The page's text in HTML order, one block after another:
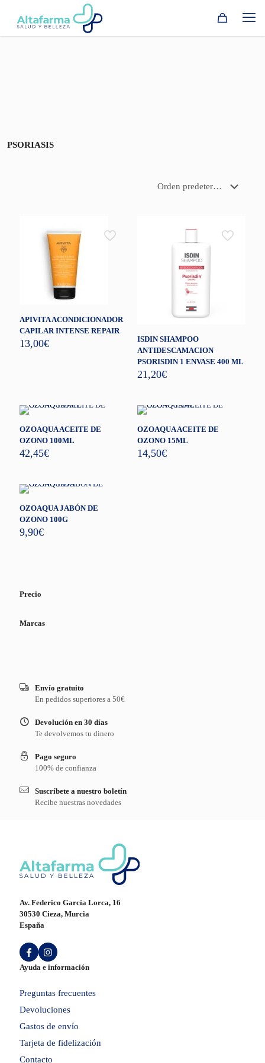
PSORIASIS
APIVITA ACONDICIONADOR
CAPILAR INTENSE REPAIR
13,00€
ISDIN SHAMPOO
ANTIDESCAMACION
PSORISDIN 1 ENVASE 400 ML
21,20€
OZOAQUA ACEITE DE
OZONO 100ML
42,45€
OZOAQUA ACEITE DE
OZONO 15ML
14,50€
OZOAQUA JABÓN DE
OZONO 100G
9,90€
Precio
Marcas
Envío gratuito
En pedidos superiores a 50€
Devolución en 30 días
Te devolvemos tu dinero
Pago seguro
100% de confianza
Suscríbete a nuestro boletín
Recibe nuestras novedades
Av. Federico García Lorca, 16
30530 Cieza, Murcia
España
Ayuda e información
Preguntas frecuentes
Devoluciones
Gastos de envío
Tarjeta de fidelización
Contacto